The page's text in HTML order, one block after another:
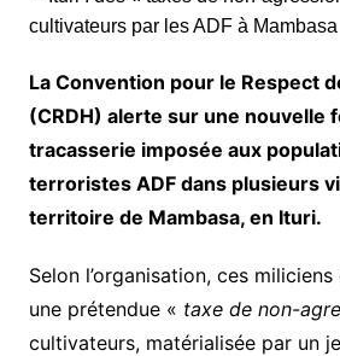
La Convention pour le Respect
(CRDH) alerte sur une nouvelle
tracasserie imposée aux
terroristes ADF dans plusieurs
territoire de Mambasa, en Ituri.
Selon l’organisation, ces
une prétendue « taxe de non-
cultivateurs, matérialisée par un